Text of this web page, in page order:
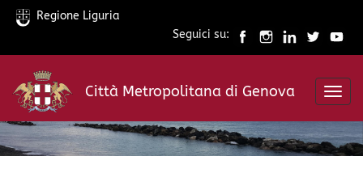
Salta
contenuto
principale
Regione Liguria
Seguici su:
Città Metropolitana di Genova